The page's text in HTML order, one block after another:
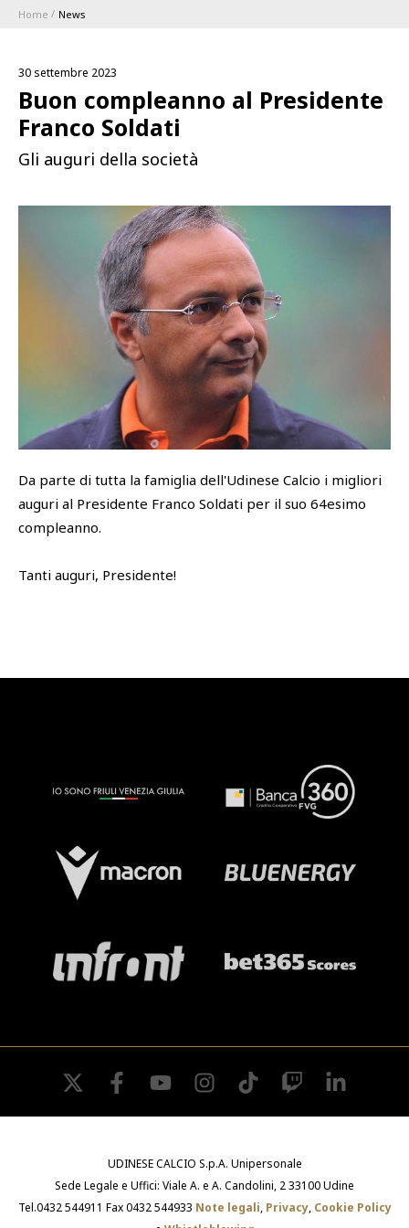
1896 MEMBERSHIP PROGRAM
STAGIONE
Calendari e Risultati
Cattedra Universidad Europea
Esports
BLUENERGY STADIUM
MEETING CENTER
SPONSOR
SQUADRE
SHOP
PHOTOGALLERY
Home News
30 settembre 2023
Buon compleanno al Presidente
Franco Soldati
Gli auguri della società
Da parte di tutta la famiglia dell'Udinese Calcio i migliori
auguri al Presidente Franco Soldati per il suo 64esimo
compleanno.
Tanti auguri, Presidente!
twitter facebookyoutube instagramtiktok twitch
UDINESE CALCIO S.p.A. Unipersonale
Sede Legale e Uffici: Viale A. e A. Candolini, 2 33100 Udine
Tel.0432 544911 Fax 0432 544933 Note legali, Privacy, Cookie Policy